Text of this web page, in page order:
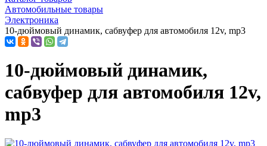
Автомобильные товары
Электроника
10-дюймовый динамик, сабвуфер для автомобиля 12v, mp3
10-дюймовый динамик,
сабвуфер для автомобиля 12v,
mp3